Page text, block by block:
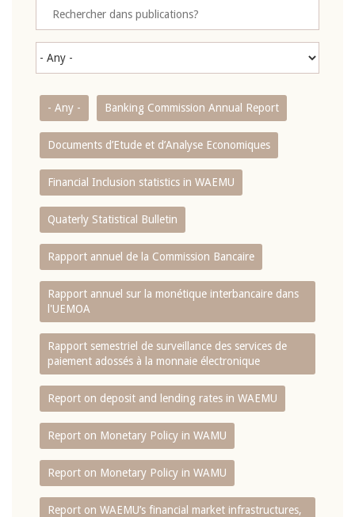
- Any - Banking Commission Annual Report
Documents d’Etude et d’Analyse Economiques
Financial Inclusion statistics in WAEMU
Quaterly Statistical Bulletin
Rapport annuel de la Commission Bancaire
Rapport annuel sur la monétique interbancaire dans
l'UEMOA
Rapport semestriel de surveillance des services de
paiement adossés à la monnaie électronique
Report on deposit and lending rates in WAEMU
Report on Monetary Policy in WAMU
Report on Monetary Policy in WAMU
Report on WAEMU’s financial market infrastructures,